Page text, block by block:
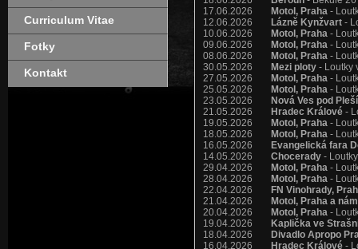
Curriculum Vitae
Fotky
Kontakt
17.06.2026
Motol, Praha -
12.06.2026
Lázně Kynžvart -
10.06.2026
Motol, Praha -
09.06.2026
Motol, Praha -
08.06.2026
Motol, Praha -
30.05.2026
Mezi ploty - Loutky
27.05.2026
Motol, Praha -
25.05.2026
Motol, Praha -
23.05.2026
Nová Ves pod Pleší
21.05.2026
Hradec Králové -
19.05.2026
Motol, Praha -
18.05.2026
Motol, Praha -
16.05.2026
Evangelická fara
14.05.2026
Chocerady -
29.04.2026
Motol, Praha -
28.04.2026
Motol, Praha -
22.04.2026
FN Vinohrady,
21.04.2026
Motol, Praha a
20.04.2026
Motol, Praha -
19.04.2026
Kaplička ve
18.04.2026
Divadlo Apropo
16.04.2026
Hradec Králové -